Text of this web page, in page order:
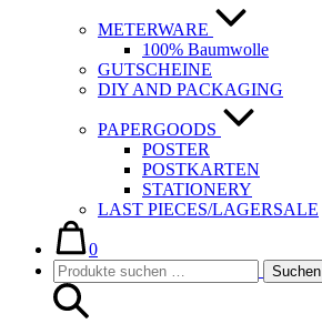
METERWARE
100% Baumwolle
GUTSCHEINE
DIY AND PACKAGING
PAPERGOODS
POSTER
POSTKARTEN
STATIONERY
LAST PIECES/LAGERSALE
Warenkorb
0im
Warenkorb
Suche-
Schalter
Suchen
nach:
Suchen